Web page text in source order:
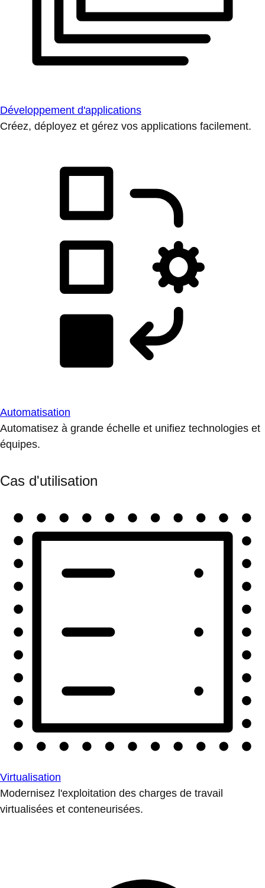
Développement d'applications
Créez, déployez et gérez vos applications facilement.
Automatisation
Automatisez à grande échelle et unifiez technologies et
équipes.
Cas d'utilisation
Virtualisation
Modernisez l'exploitation des charges de travail
virtualisées et conteneurisées.